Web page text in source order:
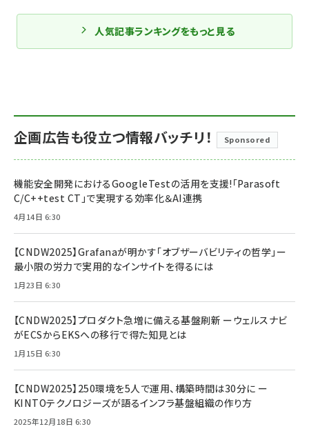
人気記事ランキングをもっと見る
企画広告も役立つ情報バッチリ！ Sponsored
機能安全開発におけるGoogleTestの活用を支援!「Parasoft
C/C++test CT」で実現する効率化＆AI連携
4月14日 6:30
【CNDW2025】Grafanaが明かす「オブザーバビリティの哲学」ー
最小限の労力で実用的なインサイトを得るには
1月23日 6:30
【CNDW2025】プロダクト急増に備える基盤刷新 ーウェルスナビ
がECSからEKSへの移行で得た知見とは
1月15日 6:30
【CNDW2025】250環境を5人で運用、構築時間は30分に ー
KINTOテクノロジーズが語るインフラ基盤組織の作り方
2025年12月18日 6:30